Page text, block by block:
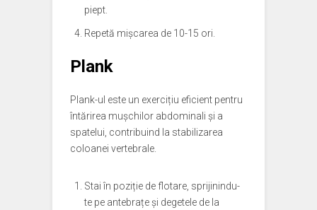
piept.
Repetă mișcarea de 10-15 ori.
Plank
Plank-ul este un exercițiu eficient pentru
întărirea mușchilor abdominali și a
spatelui, contribuind la stabilizarea
coloanei vertebrale.
Stai în poziție de flotare, sprijinindu-
te pe antebrațe și degetele de la